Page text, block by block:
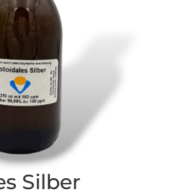
Silber